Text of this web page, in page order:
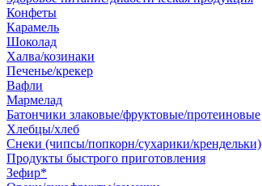
Конфеты
Карамель
Шоколад
Халва/козинаки
Печенье/крекер
Вафли
Мармелад
Батончики злаковые/фруктовые/протеиновые
Хлебцы/хлеб
Снеки (чипсы/попкорн/сухарики/крендельки)
Продукты быстрого приготовления
Зефир*